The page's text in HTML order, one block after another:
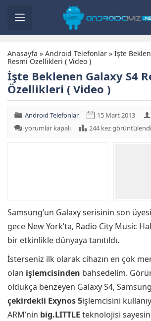
Anasayfa » Android Telefonlar » İşte
Resmi Özellikleri ( Video )
İşte Beklenen Galaxy S4
Özellikleri ( Video )
Android Telefonlar 15 Mart 2013
İşte
yorumlar kapalı 244 kez görüntülendi
Samsung’un Galaxy serisinin son üyesi
gece New York’ta, Radio City Music
bir etkinlikle dünyaya tanıtıldı.
İsterseniz ilk olarak cihazın en çok
olan işlemcisinden bahsedelim.
oldukça benzeyen Galaxy S4,
çekirdekli Exynos 5işlemcisini
ARM’nin big.LITTLE teknolojisi